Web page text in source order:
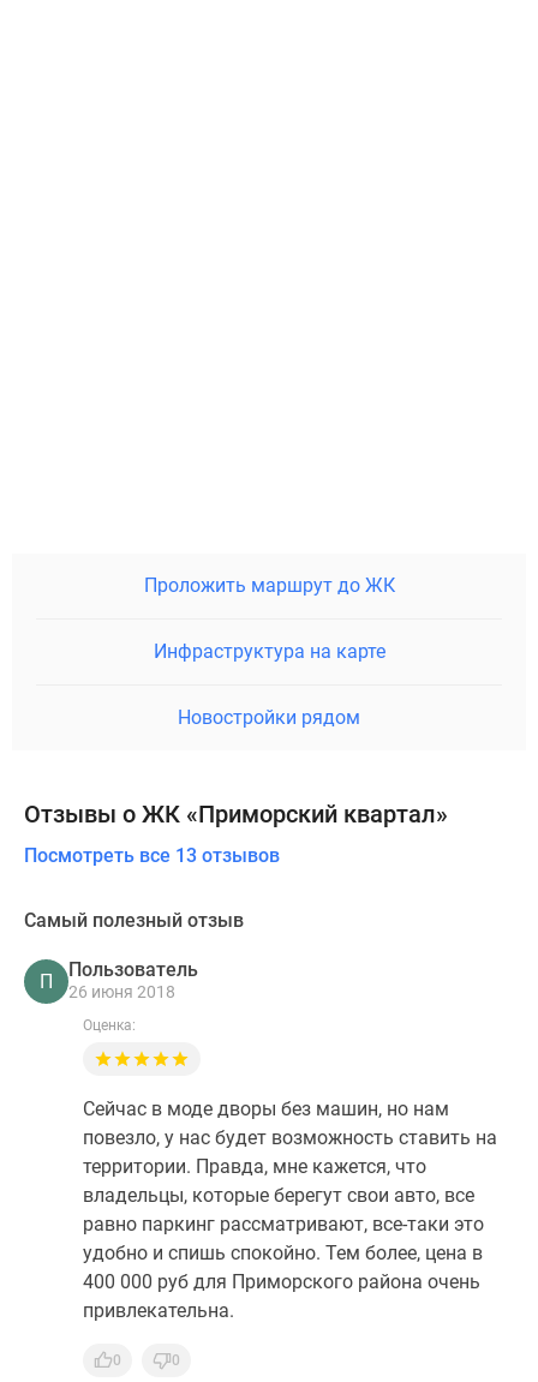
Проложить маршрут до ЖК
Инфраструктура на карте
Новостройки рядом
Отзывы о ЖК «Приморский квартал»
Посмотреть все 13 отзывов
Самый полезный отзыв
П
Пользователь
26 июня 2018
Оценка:
Сейчас в моде дворы без машин, но нам
повезло, у нас будет возможность ставить на
территории. Правда, мне кажется, что
владельцы, которые берегут свои авто, все
равно паркинг рассматривают, все-таки это
удобно и спишь спокойно. Тем более, цена в
400 000 руб для Приморского района очень
привлекательна.
0 0